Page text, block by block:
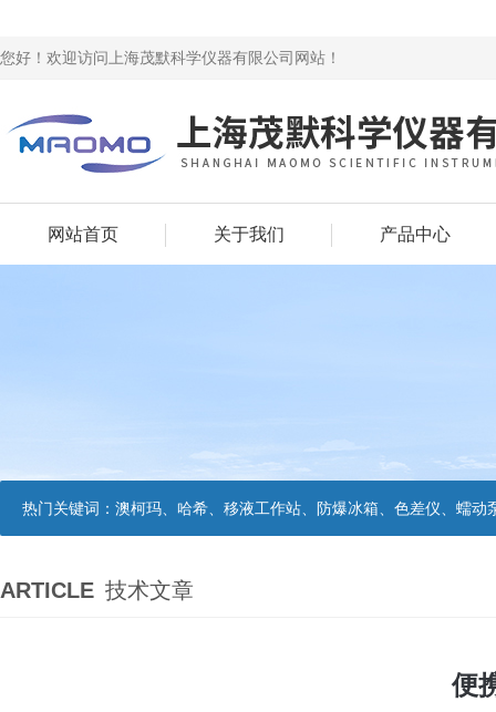
您好！欢迎访问上海茂默科学仪器有限公司网站！
网站首页 关于我们 产品中心
热门关键词： 澳柯玛、哈希、移液工作站、防爆冰箱、色差仪、蠕动
ARTICLE 技术文章
便